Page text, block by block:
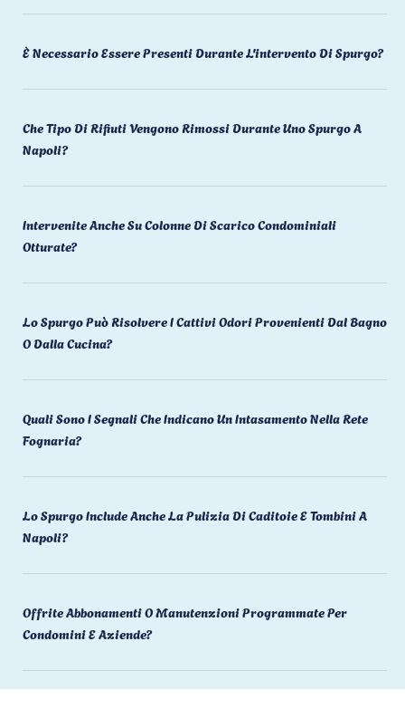
È Necessario Essere Presenti Durante L'intervento Di Spurgo?
Che Tipo Di Rifiuti Vengono Rimossi Durante Uno Spurgo A
Napoli?
Intervenite Anche Su Colonne Di Scarico Condominiali
Otturate?
Lo Spurgo Può Risolvere I Cattivi Odori Provenienti Dal Bagno
O Dalla Cucina?
Quali Sono I Segnali Che Indicano Un Intasamento Nella Rete
Fognaria?
Lo Spurgo Include Anche La Pulizia Di Caditoie E Tombini A
Napoli?
Offrite Abbonamenti O Manutenzioni Programmate Per
Condomini E Aziende?